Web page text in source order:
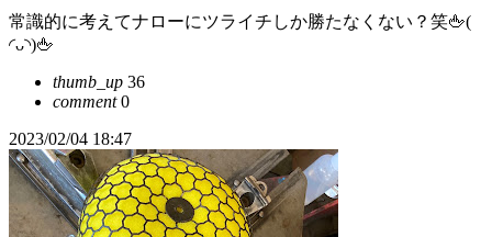
常識的に考えてナローにツライチしか勝たなくない？笑🖕‪(
◜ᴗ◝)🖕
thumb_up 36
comment0
2023/02/04 18:47